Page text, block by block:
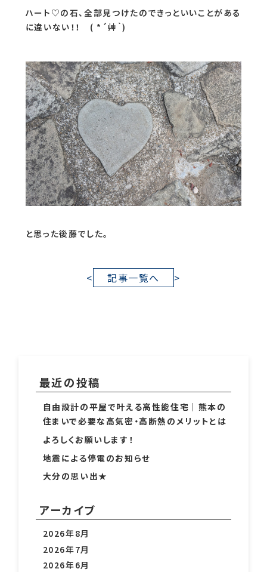
ハート♡の石、全部見つけたのできっといいことがある
に違いない！！ ( *´艸｀)
と思った後藤でした。
< 記事一覧へ >
最近の投稿
自由設計の平屋で叶える高性能住宅｜熊本の
住まいで必要な高気密・高断熱のメリットとは
よろしくお願いします！
地震による停電のお知らせ
大分の思い出★
アーカイブ
2026年8月
2026年7月
2026年6月